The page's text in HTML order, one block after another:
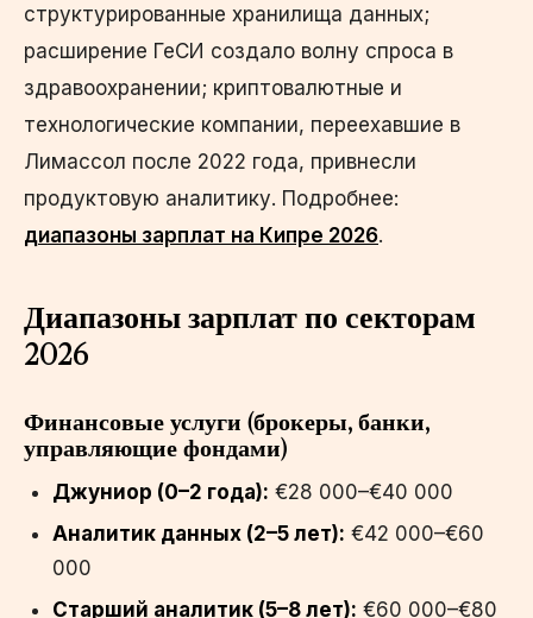
структурированные хранилища данных;
расширение ГеСИ создало волну спроса в
здравоохранении; криптовалютные и
технологические компании, переехавшие в
Лимассол после 2022 года, привнесли
продуктовую аналитику. Подробнее:
диапазоны зарплат на Кипре 2026.
Диапазоны зарплат по секторам
2026
Финансовые услуги (брокеры, банки,
управляющие фондами)
Джуниор (0–2 года): €28 000–€40 000
Аналитик данных (2–5 лет): €42 000–€60
000
Старший аналитик (5–8 лет): €60 000–€80